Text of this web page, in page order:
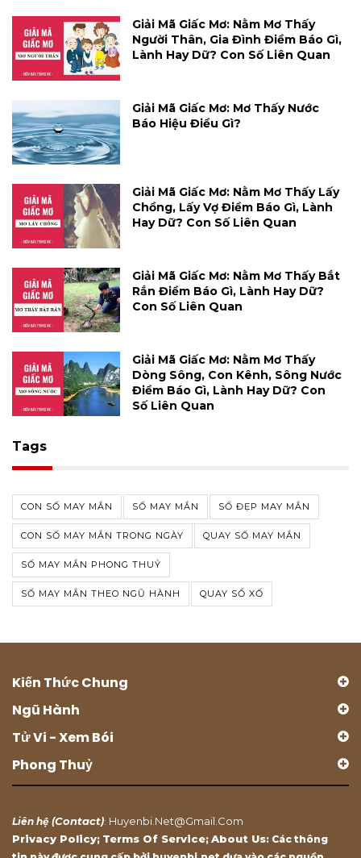
Giải Mã Giấc Mơ: Nằm Mơ Thấy
Người Thân, Gia Đình Điềm Báo Gì,
Lành Hay Dữ? Con Số Liên Quan
Giải Mã Giấc Mơ: Mơ Thấy Nước
Báo Hiệu Điều Gì?
Giải Mã Giấc Mơ: Nằm Mơ Thấy Lấy
Chồng, Lấy Vợ Điềm Báo Gì, Lành
Hay Dữ? Con Số Liên Quan
Giải Mã Giấc Mơ: Nằm Mơ Thấy Bắt
Rắn Điềm Báo Gì, Lành Hay Dữ?
Con Số Liên Quan
Giải Mã Giấc Mơ: Nằm Mơ Thấy
Dòng Sông, Con Kênh, Sông Nước
Điềm Báo Gì, Lành Hay Dữ? Con
Số Liên Quan
Tags
CON SỐ MAY MẮN SỐ MAY MẮN SỐ ĐẸP MAY MẮN
CON SỐ MAY MẮN TRONG NGÀY QUAY SỐ MAY MẮN
SỐ MAY MẮN PHONG THUỶ
SỐ MAY MẮN THEO NGŨ HÀNH QUAY SỔ XỐ
Kiến Thức Chung
Ngũ Hành
Tử Vi - Xem Bói
Phong Thuỷ
Liên hệ (Contact): Huyenbi.net@gmail.com
Privacy Policy; Terms Of Service; About Us: Các thông